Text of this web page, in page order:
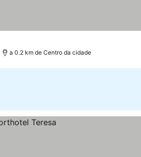
a 0.2 km de Centro da cidade